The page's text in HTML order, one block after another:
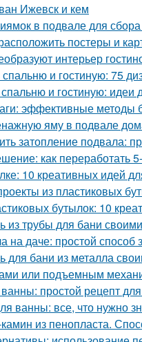
Ижевск и кем
в подвале для
постеры и
интерьер
спальню и гостиную: 75
и гостиную:
эффективные методы
яму в подвале
затопление подвала:
как переработать
10 креативных идей
из пластиковых
бутылок: 10
из трубы для бани
на даче: простой способ
для бани из металла
или подъемным
простой рецепт
ванны: все, что нужно
из пенопласта.